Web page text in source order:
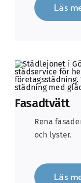
Läs
Fasadtvätt
Rena
och lyster.
Läs